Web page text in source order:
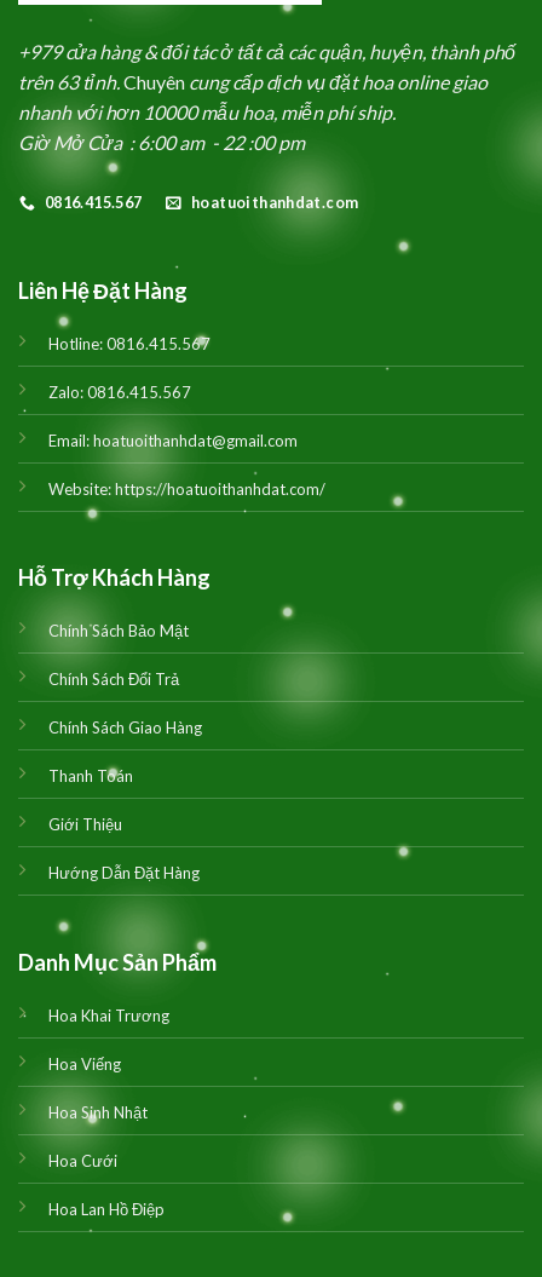
+979 cửa hàng & đối tác ở tất cả các quận, huyện, thành phố
trên 63 tỉnh.Chuyên cung cấp dịch vụ đặt hoa online giao
nhanh với hơn 10000 mẫu hoa, miễn phí ship.
Giờ Mở Cửa : 6:00 am - 22 :00 pm
0816.415.567 hoatuoithanhdat.com
Liên Hệ Đặt Hàng
Hotline:0816.415.567
Zalo:0816.415.567
Email:hoatuoithanhdat@gmail.com
Website:https://hoatuoithanhdat.com/
Hỗ Trợ Khách Hàng
Chính Sách Bảo Mật
Chính Sách Đổi Trả
Chính Sách Giao Hàng
Thanh Toán
Giới Thiệu
Hướng Dẫn Đặt Hàng
Danh Mục Sản Phẩm
Hoa Khai Trương
Hoa Viếng
Hoa Sinh Nhật
Hoa Cưới
Hoa Lan Hồ Điệp